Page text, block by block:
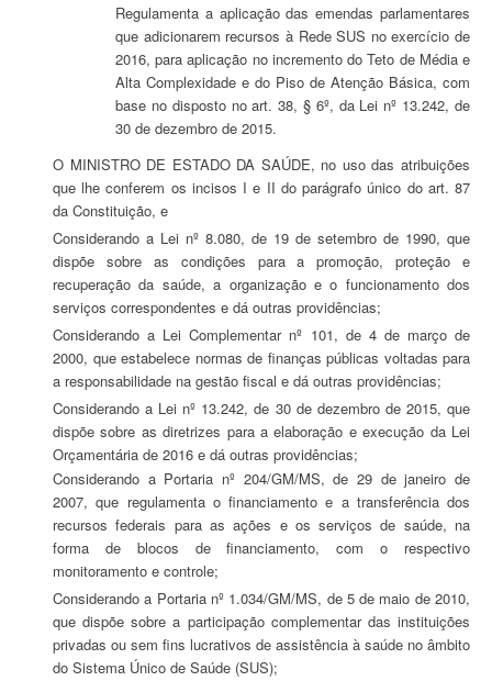
Regulamenta a aplicação das emendas parlamentares
que adicionarem recursos à Rede SUS no exercício de
2016, para aplicação no incremento do Teto de Média e
Alta Complexidade e do Piso de Atenção Básica, com
base no disposto no art. 38, § 6º, da Lei nº 13.242, de
30 de dezembro de 2015.
O MINISTRO DE ESTADO DA SAÚDE, no uso das atribuições
que lhe conferem os incisos I e II do parágrafo único do art. 87
da Constituição, e
Considerando a Lei nº 8.080, de 19 de setembro de 1990, que
dispõe sobre as condições para a promoção, proteção e
recuperação da saúde, a organização e o funcionamento dos
serviços correspondentes e dá outras providências;
Considerando a Lei Complementar nº 101, de 4 de março de
2000, que estabelece normas de finanças públicas voltadas para
a responsabilidade na gestão fiscal e dá outras providências;
Considerando a Lei nº 13.242, de 30 de dezembro de 2015, que
dispõe sobre as diretrizes para a elaboração e execução da Lei
Orçamentária de 2016 e dá outras providências;
Considerando a Portaria nº 204/GM/MS, de 29 de janeiro de
2007, que regulamenta o financiamento e a transferência dos
recursos federais para as ações e os serviços de saúde, na
forma de blocos de financiamento, com o respectivo
monitoramento e controle;
Considerando a Portaria nº 1.034/GM/MS, de 5 de maio de 2010,
que dispõe sobre a participação complementar das instituições
privadas ou sem fins lucrativos de assistência à saúde no âmbito
do Sistema Único de Saúde (SUS);